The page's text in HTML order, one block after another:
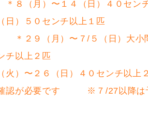
（月）〜１４（日）４０セン
５０センチ以上１
）〜７/５（日）大小問わ
ンチ以上２匹 ＊１３
）〜２６（日）４
確認が必要です ※７/27以降は